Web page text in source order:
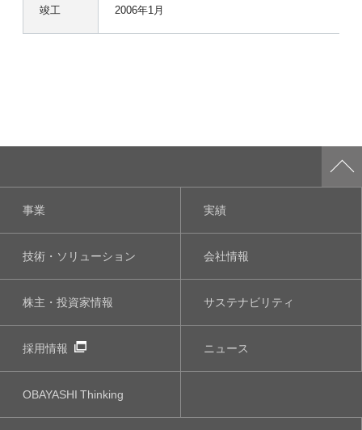
竣工 2006年1月
事業 実績
技術・ソリューション 会社情報
株主・投資家情報 サステナビリティ
採用情報 ニュース
OBAYASHIThinking